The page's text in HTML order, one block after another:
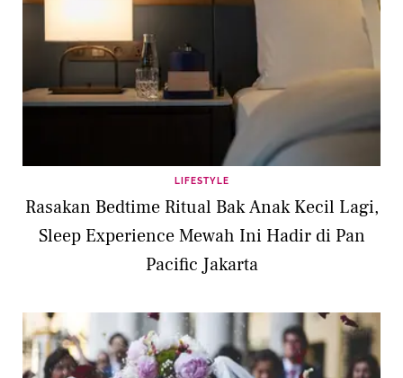
LIFESTYLE
Rasakan Bedtime Ritual Bak Anak Kecil Lagi,
Sleep Experience Mewah Ini Hadir di Pan
Pacific Jakarta